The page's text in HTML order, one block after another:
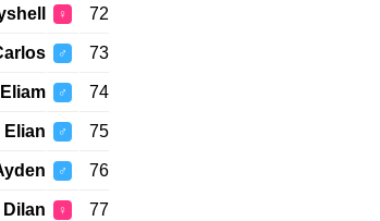
72
♀
73
♂
74
♂
Eliam
75
♂
Elian
76
♂
77
♀
Dilan